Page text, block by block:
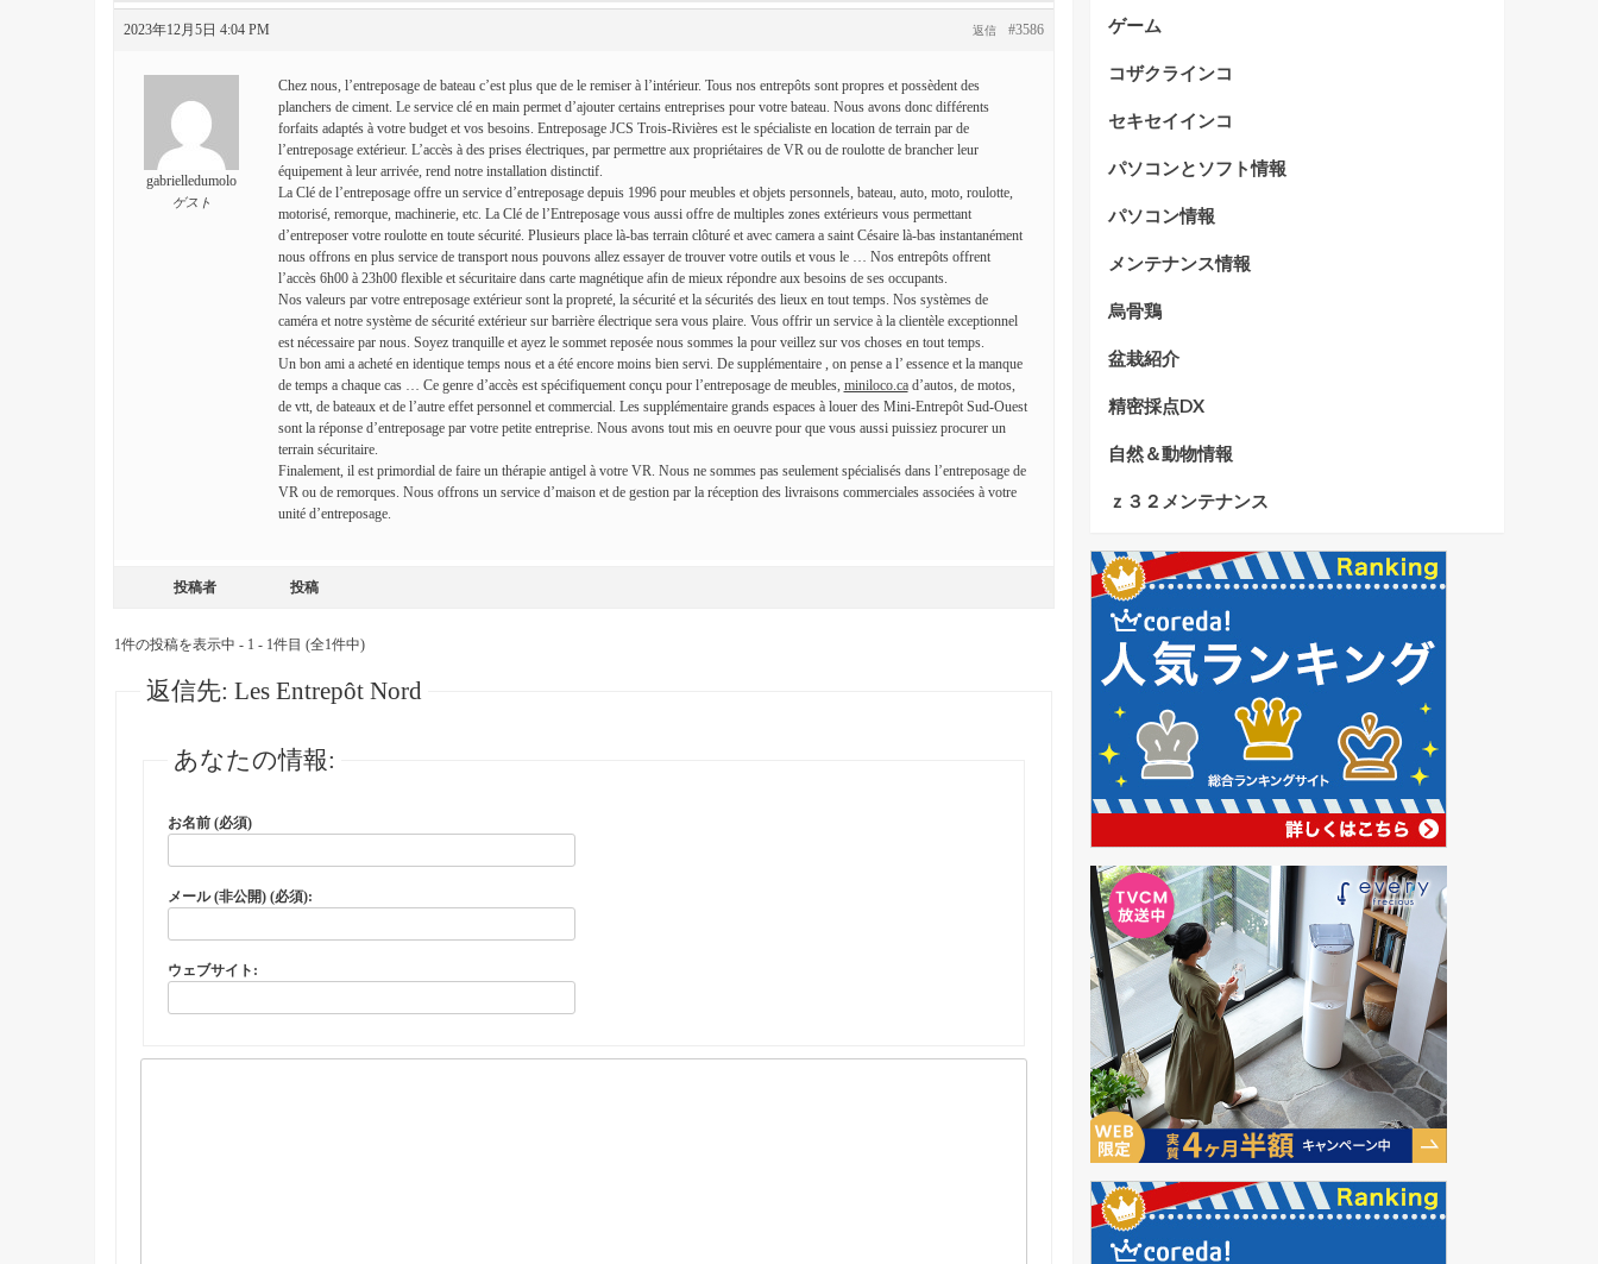
2023年12月5日 4:04 PM #3586
返信
gabrielledumolo
ゲスト
Chez nous, l’entreposage de bateau c’est plus que de le remiser à l’intérieur. Tous nos entrepôts sont propres et possèdent des
planchers de ciment. Le service clé en main permet d’ajouter certains entreprises pour votre bateau. Nous avons donc différents
forfaits adaptés à votre budget et vos besoins. Entreposage JCS Trois-Rivières est le spécialiste en location de terrain par de
l’entreposage extérieur. L’accès à des prises électriques, par permettre aux propriétaires de VR ou de roulotte de brancher leur
équipement à leur arrivée, rend notre installation distinctif.
La Clé de l’entreposage offre un service d’entreposage depuis 1996 pour meubles et objets personnels, bateau, auto, moto, roulotte,
motorisé, remorque, machinerie, etc. La Clé de l’Entreposage vous aussi offre de multiples zones extérieurs vous permettant
d’entreposer votre roulotte en toute sécurité. Plusieurs place là-bas terrain clôturé et avec camera a saint Césaire là-bas instantanément
nous offrons en plus service de transport nous pouvons allez essayer de trouver votre outils et vous le … Nos entrepôts offrent
l’accès 6h00 à 23h00 flexible et sécuritaire dans carte magnétique afin de mieux répondre aux besoins de ses occupants.
Nos valeurs par votre entreposage extérieur sont la propreté, la sécurité et la sécurités des lieux en tout temps. Nos systèmes de
caméra et notre système de sécurité extérieur sur barrière électrique sera vous plaire. Vous offrir un service à la clientèle exceptionnel
est nécessaire par nous. Soyez tranquille et ayez le sommet reposée nous sommes la pour veillez sur vos choses en tout temps.
Un bon ami a acheté en identique temps nous et a été encore moins bien servi. De supplémentaire , on pense a l’ essence et la manque
de temps a chaque cas … Ce genre d’accès est spécifiquement conçu pour l’entreposage de meubles, miniloco.cad’autos, de motos,
de vtt, de bateaux et de l’autre effet personnel et commercial. Les supplémentaire grands espaces à louer des Mini-Entrepôt Sud-Ouest
sont la réponse d’entreposage par votre petite entreprise. Nous avons tout mis en oeuvre pour que vous aussi puissiez procurer un
terrain sécuritaire.
Finalement, il est primordial de faire un thérapie antigel à votre VR. Nous ne sommes pas seulement spécialisés dans l’entreposage de
VR ou de remorques. Nous offrons un service d’maison et de gestion par la réception des livraisons commerciales associées à votre
unité d’entreposage.
投稿者 投稿
1件の投稿を表示中 - 1 - 1件目 (全1件中)
返信先: Les Entrepôt Nord
あなたの情報:
お名前 (必須)
メール (非公開) (必須):
ウェブサイト:
ゲーム
コザクラインコ
セキセイインコ
パソコンとソフト情報
パソコン情報
メンテナンス情報
烏骨鶏
盆栽紹介
精密採点DX
自然＆動物情報
ｚ３２メンテナンス